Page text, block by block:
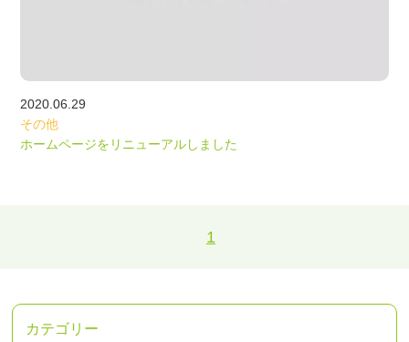
ニュース
NEWS
2020.06.29
その他
ホームページをリニューアルしました
1
カテゴリー